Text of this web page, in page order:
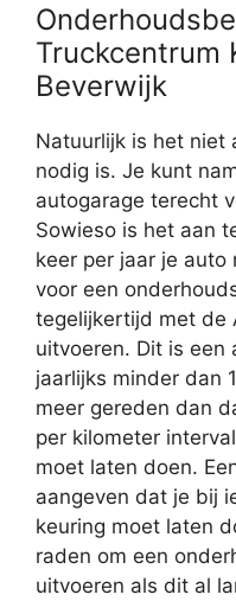
Truckcentrum
Beverwijk
Natuurlijk is het niet
nodig is. Je kunt
autogarage terecht
Sowieso is het aan
keer per jaar je auto
voor een
tegelijkertijd met de
uitvoeren. Dit is een
jaarlijks minder dan
meer gereden dan
per kilometer
moet laten doen.
aangeven dat je bij
keuring moet laten
raden om een
uitvoeren als dit al